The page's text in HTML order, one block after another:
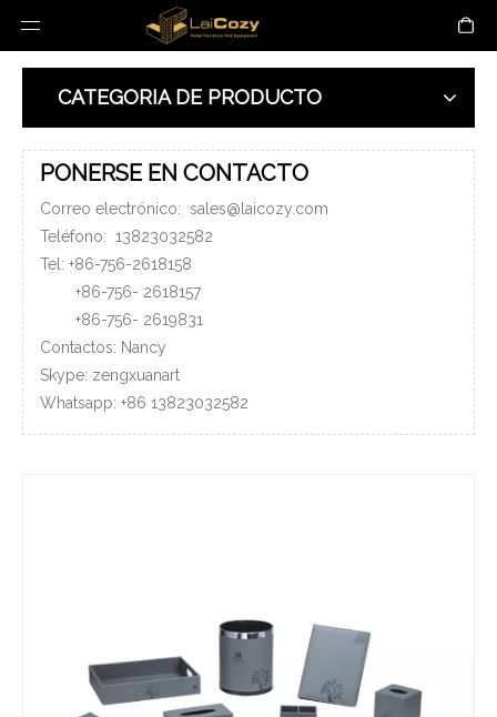
CATEGORIA DE PRODUCTO
PONERSE EN CONTACTO
Correo electrónico: sales@laicozy.com
Teléfono: 13823032582
Tel: +86-756-2618158
+86-756- 2618157
+86-756- 2619831
Contactos: Nancy
Skype: zengxuanart
Whatsapp: +86 13823032582